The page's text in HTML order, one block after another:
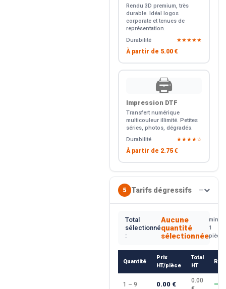
Rendu 3D premium, très
durable. Idéal logos
corporate et tenues de
représentation.
Durabilité
★★★★★
À partir de 5.00 €
🖨️
Impression DTF
Transfert numérique
multicouleur illimité. Petites
séries, photos, dégradés.
Durabilité
★★★★☆
À partir de 2.75 €
5 Tarifs dégressifs —
Total
sélectionné
:
Aucune
quantité
sélectionnée
min.
1
pièce
Quantité
Prix
HT/pièce
Total
HT
1 – 9 0.00 €
0.00
—